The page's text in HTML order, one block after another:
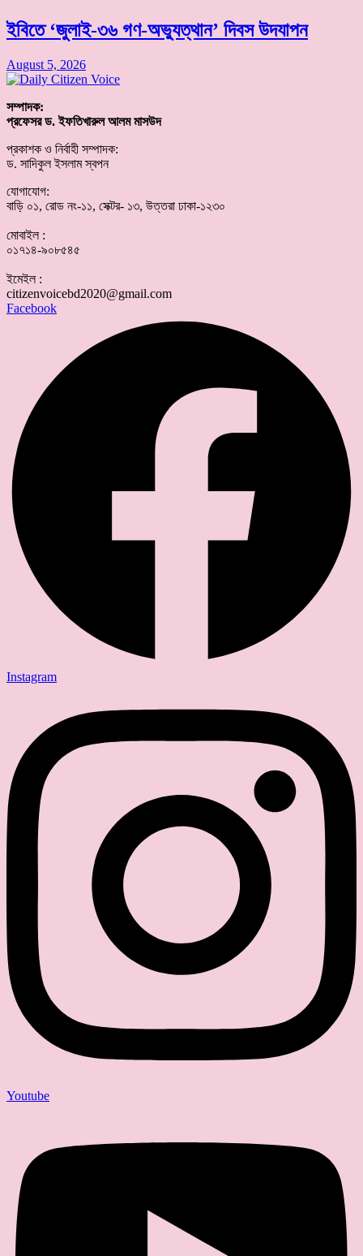
ইবিতে ‘জুলাই-৩৬ গণ-অভ্যুত্থান’ দিবস উদযাপন
August 5, 2026
সম্পাদক:
প্রফেসর ড. ইফতিখারুল আলম মাসউদ
প্রকাশক ও নির্বাহী সম্পাদক:
ড. সাদিকুল ইসলাম স্বপন
যোগাযোগ:
বাড়ি ০১, রোড নং-১১, সেক্টর- ১৩, উত্তরা ঢাকা-১২৩০
মোবাইল :
০১৭১৪-৯০৮৫৪৫
ইমেইল :
citizenvoicebd2020@gmail.com
Facebook
Instagram
Youtube